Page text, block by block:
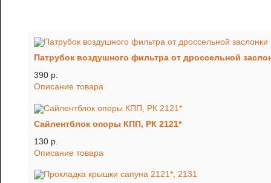
Патрубок воздушного фильтра от дроссельной
390 p.
Описание товара
Сайлентблок опоры КПП, РК 2121*
130 p.
Описание товара